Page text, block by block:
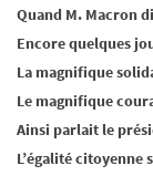
Quand M. Macron
Encore quelques
La magnifique
Le magnifique
Ainsi parlait le
L’égalité citoyenne